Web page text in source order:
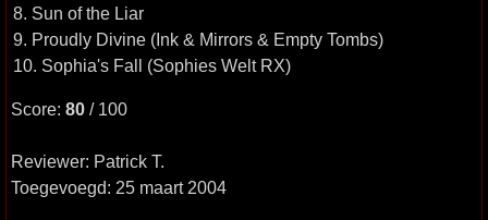
8. Sun of the Liar
9. Proudly Divine (Ink & Mirrors & Empty Tombs)
10. Sophia's Fall (Sophies Welt RX)
Score: 80 / 100
Reviewer: Patrick T.
Toegevoegd: 25 maart 2004